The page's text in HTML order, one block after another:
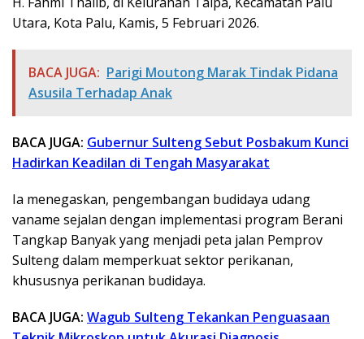
Utara, Kota Palu, Kamis, 5 Februari 2026.
BACA JUGA: Parigi Moutong Marak Tindak Pidana
Asusila Terhadap Anak
BACA JUGA: Gubernur Sulteng Sebut Posbakum Kunci
Hadirkan Keadilan di Tengah Masyarakat
Ia menegaskan, pengembangan budidaya udang
vaname sejalan dengan implementasi program Berani
Tangkap Banyak yang menjadi peta jalan Pemprov
Sulteng dalam memperkuat sektor perikanan,
khususnya perikanan budidaya.
BACA JUGA: Wagub Sulteng Tekankan Penguasaan